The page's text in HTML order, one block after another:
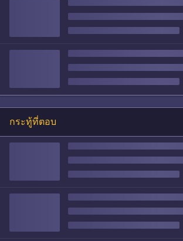
กระทู้ที่ตอบ